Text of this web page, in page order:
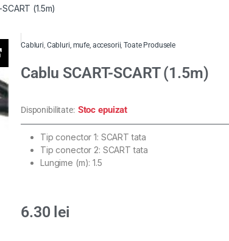
(1.5m)
Cabluri Cabluri, mufe, accesorii ,Toate Produsele
Cablu SCART-SCART (1.5m)
Disponibilitate: Stoc epuizat
Tip conector 1: SCART tata
Tip conector 2: SCART tata
Lungime (m): 1.5
6.30 lei